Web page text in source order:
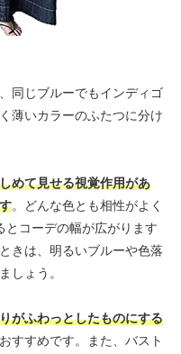
同じブルーでもインディゴ
薄いカラーのふたつに分け
めて見せる視覚作用があ
。どんな色とも相性がよく
コーデの幅が広がります
きは、明るいブルーや色落
しょう。
がふわっとしたものにする
すすめです。また、バスト